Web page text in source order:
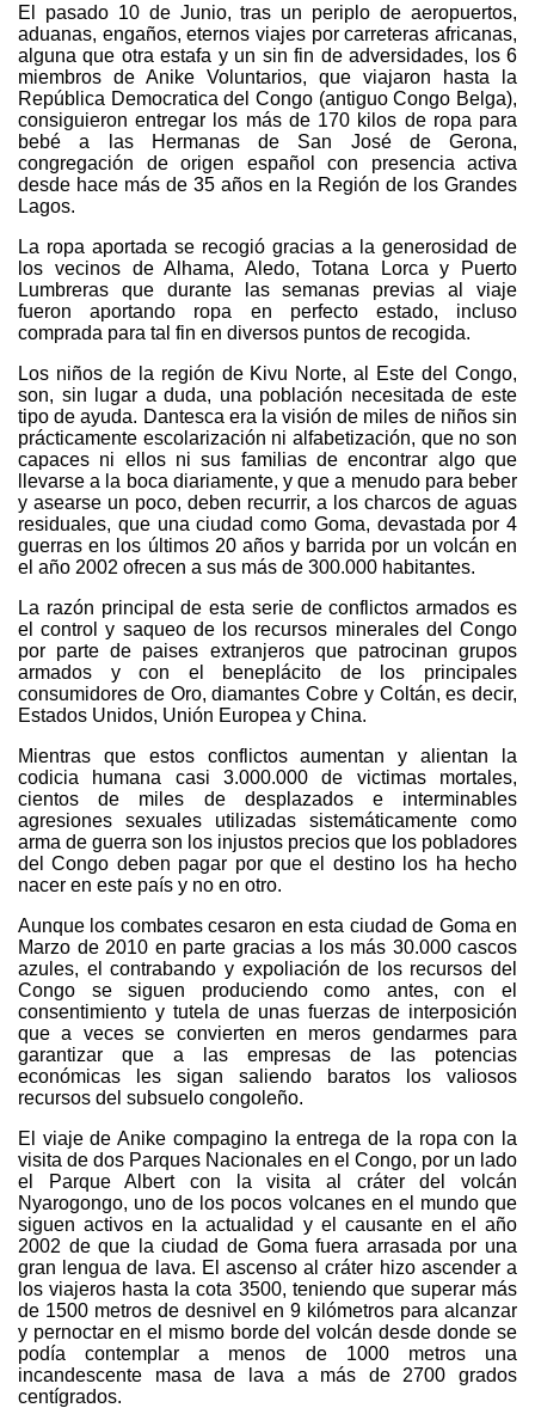
El pasado 10 de Junio, tras un periplo de aeropuertos,
aduanas, engaños, eternos viajes por carreteras africanas,
alguna que otra estafa y un sin fin de adversidades, los 6
miembros de Anike Voluntarios, que viajaron hasta la
República Democratica del Congo (antiguo Congo Belga),
consiguieron entregar los más de 170 kilos de ropa para
bebé a las Hermanas de San José de Gerona,
congregación de origen español con presencia activa
desde hace más de 35 años en la Región de los Grandes
Lagos.
La ropa aportada se recogió gracias a la generosidad de
los vecinos de Alhama, Aledo, Totana Lorca y Puerto
Lumbreras que durante las semanas previas al viaje
fueron aportando ropa en perfecto estado, incluso
comprada para tal fin en diversos puntos de recogida.
Los niños de la región de Kivu Norte, al Este del Congo,
son, sin lugar a duda, una población necesitada de este
tipo de ayuda. Dantesca era la visión de miles de niños sin
prácticamente escolarización ni alfabetización, que no son
capaces ni ellos ni sus familias de encontrar algo que
llevarse a la boca diariamente, y que a menudo para beber
y asearse un poco, deben recurrir, a los charcos de aguas
residuales, que una ciudad como Goma, devastada por 4
guerras en los últimos 20 años y barrida por un volcán en
el año 2002 ofrecen a sus más de 300.000 habitantes.
La razón principal de esta serie de conflictos armados es
el control y saqueo de los recursos minerales del Congo
por parte de paises extranjeros que patrocinan grupos
armados y con el beneplácito de los principales
consumidores de Oro, diamantes Cobre y Coltán, es decir,
Estados Unidos, Unión Europea y China.
Mientras que estos conflictos aumentan y alientan la
codicia humana casi 3.000.000 de victimas mortales,
cientos de miles de desplazados e interminables
agresiones sexuales utilizadas sistemáticamente como
arma de guerra son los injustos precios que los pobladores
del Congo deben pagar por que el destino los ha hecho
nacer en este país y no en otro.
Aunque los combates cesaron en esta ciudad de Goma en
Marzo de 2010 en parte gracias a los más 30.000 cascos
azules, el contrabando y expoliación de los recursos del
Congo se siguen produciendo como antes, con el
consentimiento y tutela de unas fuerzas de interposición
que a veces se convierten en meros gendarmes para
garantizar que a las empresas de las potencias
económicas les sigan saliendo baratos los valiosos
recursos del subsuelo congoleño.
El viaje de Anike compagino la entrega de la ropa con la
visita de dos Parques Nacionales en el Congo, por un lado
el Parque Albert con la visita al cráter del volcán
Nyarogongo, uno de los pocos volcanes en el mundo que
siguen activos en la actualidad y el causante en el año
2002 de que la ciudad de Goma fuera arrasada por una
gran lengua de lava. El ascenso al cráter hizo ascender a
los viajeros hasta la cota 3500, teniendo que superar más
de 1500 metros de desnivel en 9 kilómetros para alcanzar
y pernoctar en el mismo borde del volcán desde donde se
podía contemplar a menos de 1000 metros una
incandescente masa de lava a más de 2700 grados
centígrados.